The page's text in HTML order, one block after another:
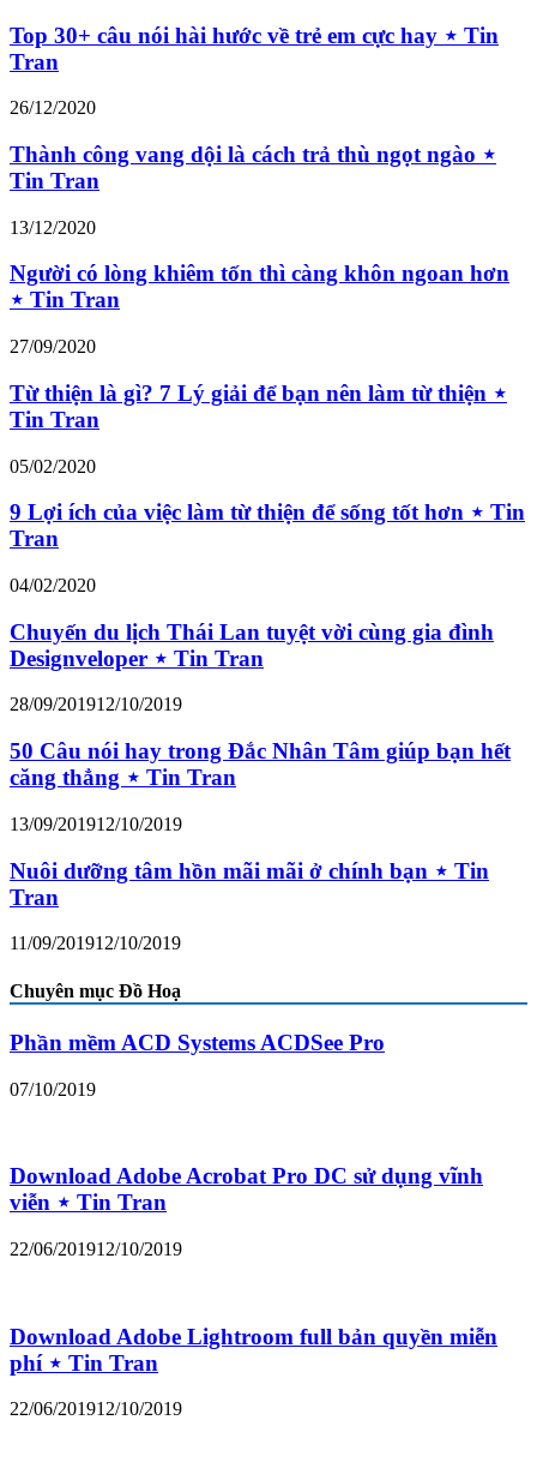
Top 30+ câu nói hài hước về trẻ em cực hay ⋆ Tin
Tran
26/12/2020
Thành công vang dội là cách trả thù ngọt ngào ⋆
Tin Tran
13/12/2020
Người có lòng khiêm tốn thì càng khôn ngoan hơn
⋆ Tin Tran
27/09/2020
Từ thiện là gì? 7 Lý giải để bạn nên làm từ thiện ⋆
Tin Tran
05/02/2020
9 Lợi ích của việc làm từ thiện để sống tốt hơn ⋆ Tin
Tran
04/02/2020
Chuyến du lịch Thái Lan tuyệt vời cùng gia đình
Designveloper ⋆ Tin Tran
28/09/201912/10/2019
50 Câu nói hay trong Đắc Nhân Tâm giúp bạn hết
căng thẳng ⋆ Tin Tran
13/09/201912/10/2019
Nuôi dưỡng tâm hồn mãi mãi ở chính bạn ⋆ Tin
Tran
11/09/201912/10/2019
Chuyên mục Đồ Hoạ
Phần mềm ACD Systems ACDSee Pro
07/10/2019
Download Adobe Acrobat Pro DC sử dụng vĩnh
viễn ⋆ Tin Tran
22/06/201912/10/2019
Download Adobe Lightroom full bản quyền miễn
phí ⋆ Tin Tran
22/06/201912/10/2019